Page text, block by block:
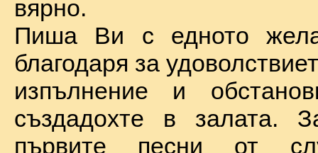
вярно.
Пиша Ви с едното
благодаря за
изпълнение и
създадохте в залата.
първите песни от